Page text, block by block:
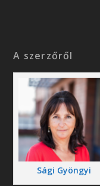
A szerzőről
Sági Gyöngyi